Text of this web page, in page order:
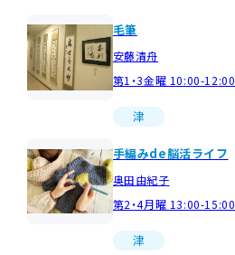
毛筆
安藤清舟
第1・3金曜 10:00-12:00
津
手編みde脳活ライフ
奥田由紀子
第2・4月曜 13:00-15:00
津